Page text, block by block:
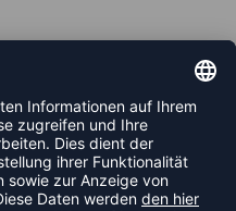
UND VERPASSE KEINE